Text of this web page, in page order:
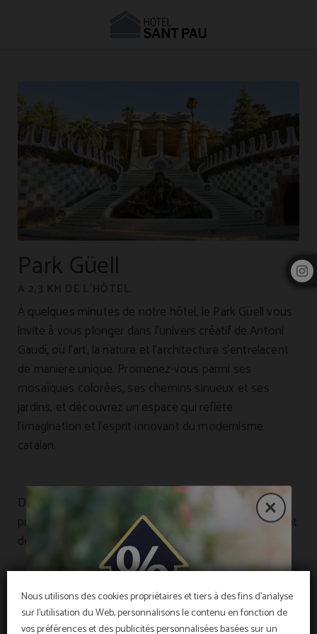
Nous utilisons des cookies propriétaires et tiers à des fins d'analyse
sur l'utilisation du Web, personnalisons le contenu en fonction de
vos préférences et des publicités personnalisées basées sur un
Park Güell
À quelques minutes de notre hôtel, le Park Güell vous
invite à vous plonger dans l’univers créatif de Antoni
Gaudí, où l’art, la nature et l’architecture s’entrelacent
de manière unique. Promenez-vous parmi ses
mosaïques colorées, ses chemins sinueux et ses
jardins, et découvrez un espace qui reflète
l’imagination et l’esprit innovant du modernisme
catalan.
De plus, certaines de nos chambres offrent des vues
privilégiées sur ce lieu emblématique, vous permettant
de profiter de sa magie sans même quitter l’hôtel.